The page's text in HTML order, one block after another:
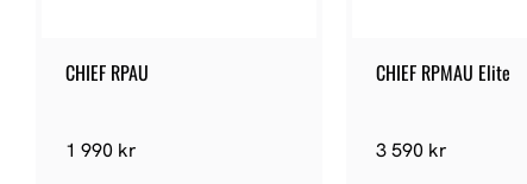
CHIEF RPAU
1 990 kr
CHIEF RPMAU Elite
3 590kr